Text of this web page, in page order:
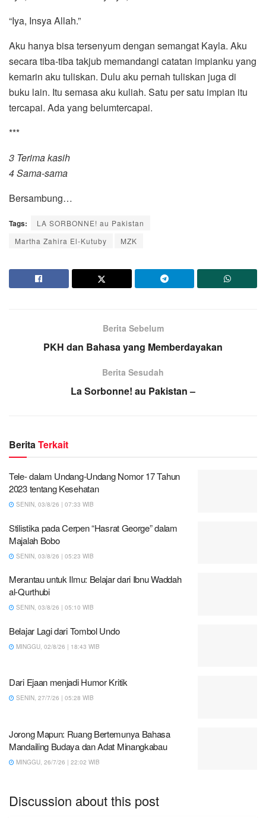
“Iya, Insya Allah.”
Aku hanya bisa tersenyum dengan semangat Kayla. Aku
secara tiba-tiba takjub memandangi catatan impianku yang
kemarin aku tuliskan. Dulu aku pernah tuliskan juga di
buku lain. Itu semasa aku kuliah. Satu per satu impian itu
tercapai. Ada yang belumtercapai.
***
3 Terima kasih
4 Sama-sama
Bersambung…
Tags:
LA SORBONNE! au Pakistan
Martha Zahira El-Kutuby
MZK
Berita Sebelum
PKH dan Bahasa yang Memberdayakan
Berita Sesudah
La Sorbonne! au Pakistan –
BeritaTerkait
Tele- dalam Undang-Undang Nomor 17 Tahun
2023 tentang Kesehatan
SENIN, 03/8/26 | 07:33 WIB
Stilistika pada Cerpen “Hasrat George” dalam
Majalah Bobo
SENIN, 03/8/26 | 05:23 WIB
Merantau untuk Ilmu: Belajar dari Ibnu Waddah
al-Qurthubi
SENIN, 03/8/26 | 05:10 WIB
Belajar Lagi dari Tombol Undo
MINGGU, 02/8/26 | 18:43 WIB
Dari Ejaan menjadi Humor Kritik
SENIN, 27/7/26 | 05:28 WIB
Jorong Mapun: Ruang Bertemunya Bahasa
Mandailing Budaya dan Adat Minangkabau
MINGGU, 26/7/26 | 22:02 WIB
Discussion about this post